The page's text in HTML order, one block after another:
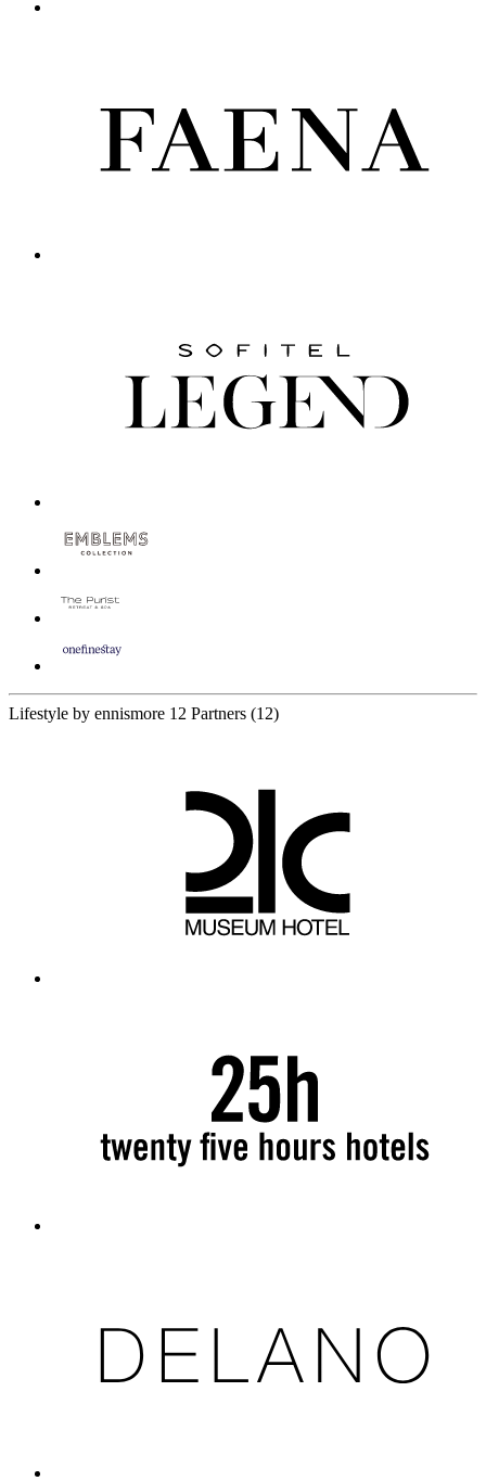
Lifestyle by ennismore 12 Partners (12)